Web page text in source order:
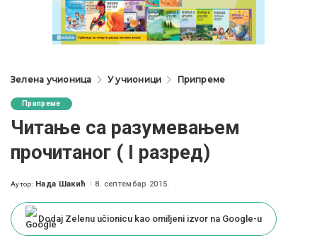
Зелена учионица У учионици Припреме
Припреме
Читање са разумевањем
прочитаног ( I разред)
Posted
Аутор: Нада Шакић 8. септембар 2015.
Dodaj Zelenu učionicu kao omiljeni izvor na Google-u